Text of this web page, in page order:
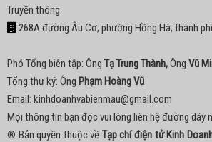
Truyền thông
268A đường Âu Cơ, phường Hồng Hà, thành
Phó Tổng biên tập: Ông Tạ Trung Thành,Ông Vũ
Tổng thư ký: Ông Phạm Hoàng Vũ
Email: kinhdoanhvabienmau@gmail.com
Mọi thông tin bạn đọc vui lòng liên hệ đường dây
® Bản quyền thuộc về Tạp chí điện tử Kinh